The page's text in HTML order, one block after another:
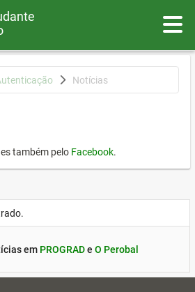
Notícias
também pelo Facebook.
em PROGRADe O Perobal